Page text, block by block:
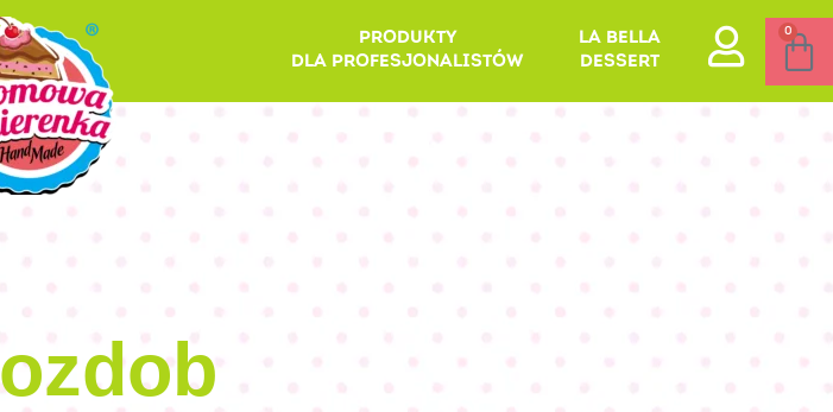
PRODUKTY
DLA PROFESJONALISTÓW
LA BELLA
DESSERT
0
ozdob